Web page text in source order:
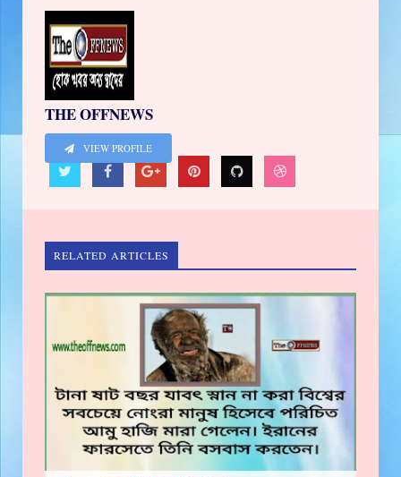
THE OFFNEWS
VIEW PROFILE
RELATED ARTICLES